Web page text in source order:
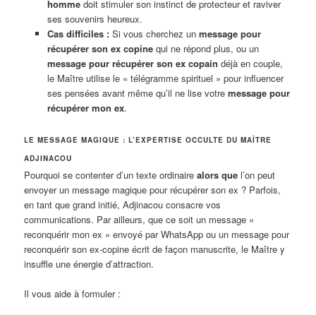
hommedoit stimuler son instinct de protecteur et raviver
ses souvenirs heureux.
Cas difficiles :Si vous cherchez un message pour
récupérer son ex copinequi ne répond plus, ou un
message pour récupérer son ex copain déjà en couple,
le Maître utilise le « télégramme spirituel » pour influencer
ses pensées avant même qu’il ne lise votre message pour
récupérer mon ex.
LE MESSAGE MAGIQUE : L’EXPERTISE OCCULTE DU MAÎTRE
ADJINACOU
Pourquoi se contenter d’un texte ordinairealors que l’on peut
envoyer un message magique pour récupérer son ex ? Parfois,
en tant que grand initié, Adjinacou consacre vos
communications. Par ailleurs, que ce soit un message «
reconquérir mon ex » envoyé par WhatsApp ou un message pour
reconquérir son ex-copine écrit de façon manuscrite, le Maître y
insuffle une énergie d’attraction.
Il vous aide à formuler :